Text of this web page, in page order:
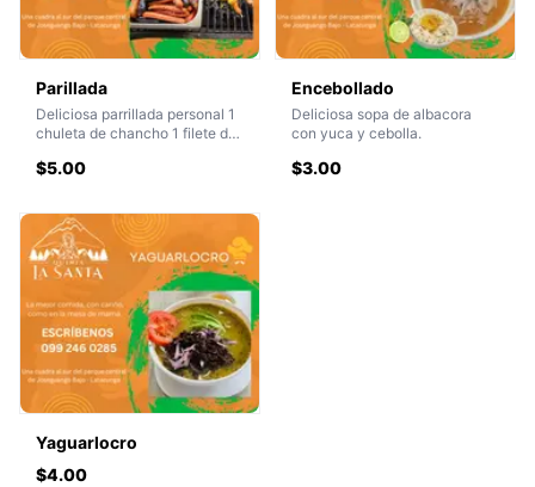
Parillada
Deliciosa parrillada personal 1
chuleta de chancho 1 filete de
Choclo+papa+salsas
$5.00
Encebollado
Deliciosa sopa de albacora
con yuca y cebolla.
$3.00
Yaguarlocro
$4.00